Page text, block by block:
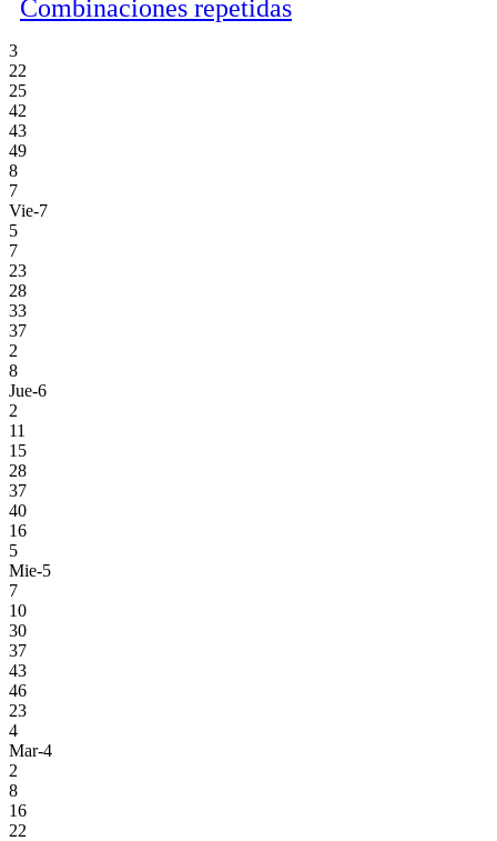
Combinaciones repetidas
3
22
25
42
43
49
8
7
Vie-7
5
7
23
28
33
37
2
8
Jue-6
2
11
15
28
37
40
16
5
Mie-5
7
10
30
37
43
46
23
4
Mar-4
2
8
16
22